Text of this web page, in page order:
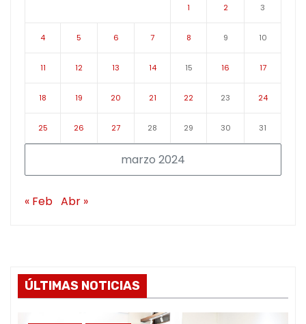
marzo 2024
1 2 3
4 5 6 7 8 9 10
11 12 13 14 15 16 17
18 19 20 21 22 23 24
25 26 27 28 29 30 31
« Feb Abr »
ÚLTIMAS NOTICIAS